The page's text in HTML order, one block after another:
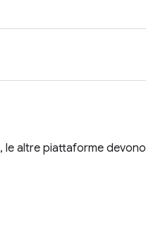
le altre piattaforme devono